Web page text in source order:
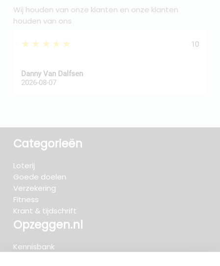
Wij houden van onze klanten en onze klanten
houden van ons
★★★★★ 10
Danny Van Dalfsen
2026-08-07
Categorieën
Loterij
Goede doelen
Verzekering
Fitness
Krant & tijdschrift
Opzeggen.nl
Kennisbank